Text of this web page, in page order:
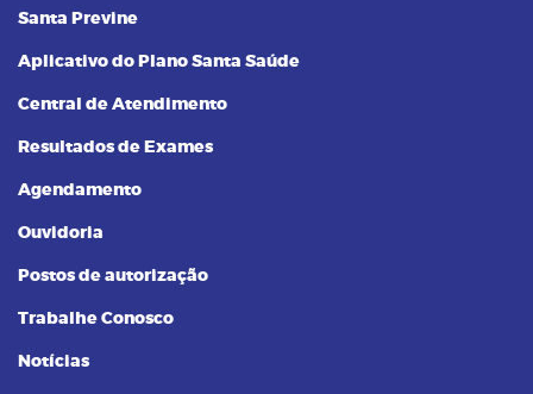
Santa Previne
Aplicativo do Plano Santa Saúde
Central de Atendimento
Resultados de Exames
Agendamento
Ouvidoria
Postos de autorização
Trabalhe Conosco
Notícias